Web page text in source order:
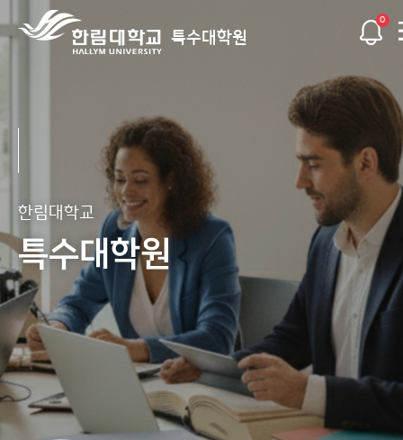
특수대학원
0
한림대학교
특수대학원
한림대학교
특수대학원
한림대학교
특수대학원
한림대학교
특수대학원
한림대학교
특수대학원
한림대학교
특수대학원
한림대학교
특수대학원